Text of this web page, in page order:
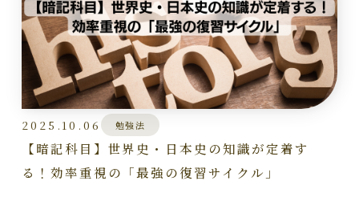
2025.10.06 勉強法
【暗記科目】世界史・日本史の知識が定着す
る！効率重視の「最強の復習サイクル」